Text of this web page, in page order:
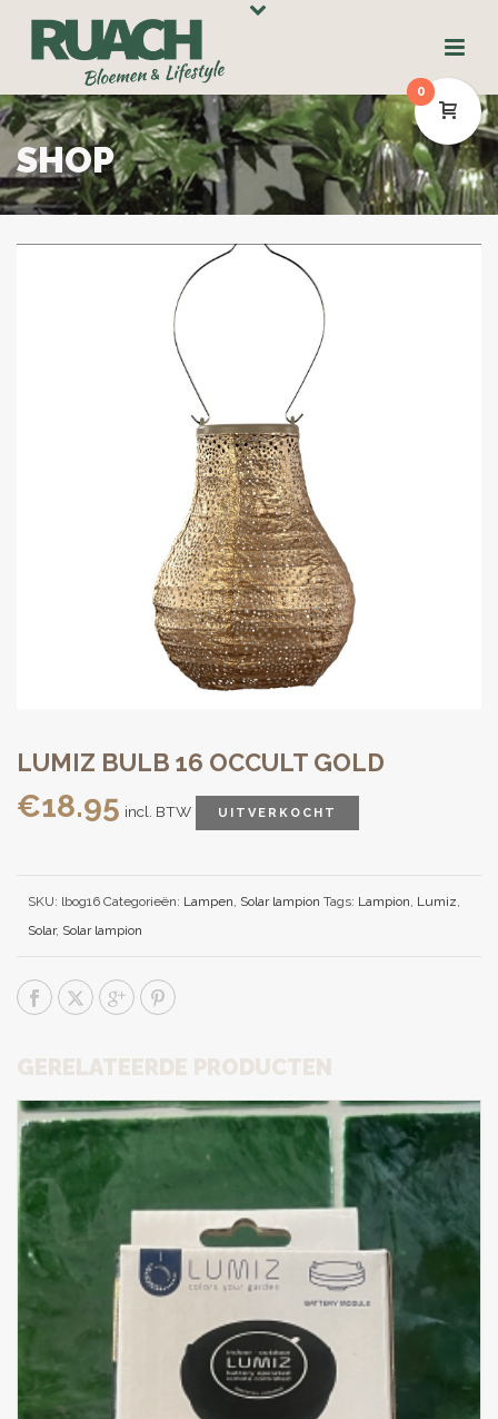
SHOP
LUMIZ BULB 16 OCCULT GOLD
€18.95 incl. BTW UITVERKOCHT
SKU: lbog16 Categorieën: Lampen, Solar lampion Tags: Lampion, Lumiz,
Solar, Solar lampion
GERELATEERDE PRODUCTEN
0